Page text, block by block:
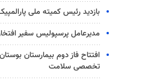
بازدید رئیس کمیته ملی
مدیرعامل پرسپولیس سفیر
افتتاح فاز دوم بیمارستان
تخصصی سلامت